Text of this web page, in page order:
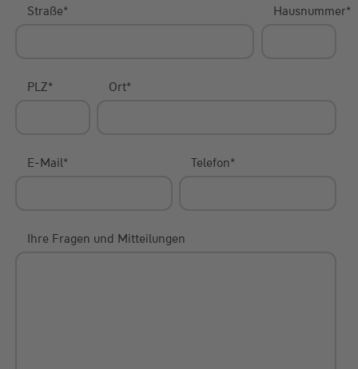
Straße* Hausnummer*
PLZ* Ort*
E-Mail* Telefon*
Ihre Fragen und Mitteilungen